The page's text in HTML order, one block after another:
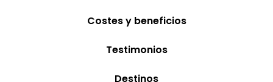
Costes y beneficios
Testimonios
Destinos